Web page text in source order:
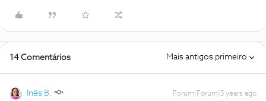
14 Comentários Mais antigos primeiro
Inês B. Forum|Forum|5 years ago